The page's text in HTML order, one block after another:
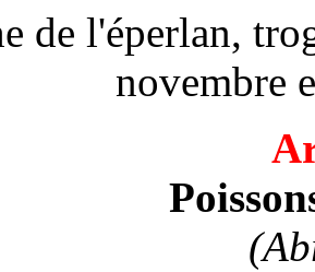
de l'éperlan,
novembre